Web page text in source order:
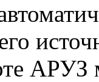
АРУЗ